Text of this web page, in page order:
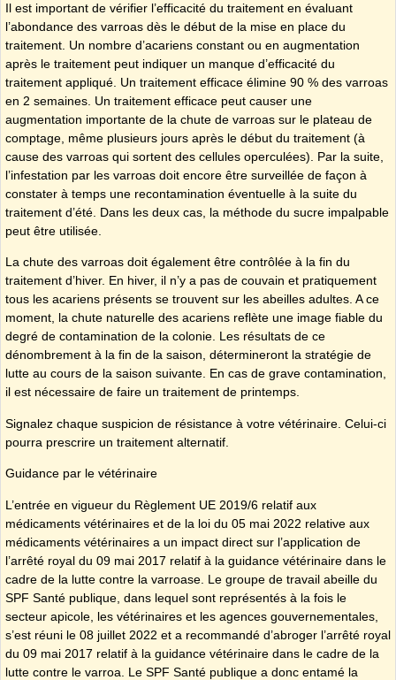
Il est important de vérifier l’efficacité du traitement en évaluant
l’abondance des varroas dès le début de la mise en place du
traitement. Un nombre d’acariens constant ou en augmentation
après le traitement peut indiquer un manque d’efficacité du
traitement appliqué. Un traitement efficace élimine 90 % des varroas
en 2 semaines. Un traitement efficace peut causer une
augmentation importante de la chute de varroas sur le plateau de
comptage, même plusieurs jours après le début du traitement (à
cause des varroas qui sortent des cellules operculées). Par la suite,
l’infestation par les varroas doit encore être surveillée de façon à
constater à temps une recontamination éventuelle à la suite du
traitement d’été. Dans les deux cas, la méthode du sucre impalpable
peut être utilisée.
La chute des varroas doit également être contrôlée à la fin du
traitement d’hiver. En hiver, il n’y a pas de couvain et pratiquement
tous les acariens présents se trouvent sur les abeilles adultes. A ce
moment, la chute naturelle des acariens reflète une image fiable du
degré de contamination de la colonie. Les résultats de ce
dénombrement à la fin de la saison, détermineront la stratégie de
lutte au cours de la saison suivante. En cas de grave contamination,
il est nécessaire de faire un traitement de printemps.
Signalez chaque suspicion de résistance à votre vétérinaire. Celui-ci
pourra prescrire un traitement alternatif.
Guidance par le vétérinaire
L’entrée en vigueur du Règlement UE 2019/6 relatif aux
médicaments vétérinaires et de la loi du 05 mai 2022 relative aux
médicaments vétérinaires a un impact direct sur l’application de
l’arrêté royal du 09 mai 2017 relatif à la guidance vétérinaire dans le
cadre de la lutte contre la varroase. Le groupe de travail abeille du
SPF Santé publique, dans lequel sont représentés à la fois le
secteur apicole, les vétérinaires et les agences gouvernementales,
s’est réuni le 08 juillet 2022 et a recommandé d’abroger l’arrêté royal
du 09 mai 2017 relatif à la guidance vétérinaire dans le cadre de la
lutte contre le varroa. Le SPF Santé publique a donc entamé la